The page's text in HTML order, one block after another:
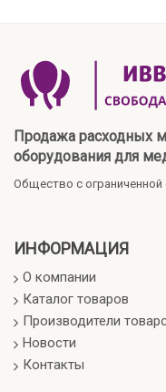
Продажа расходных
оборудования для
Общество с
ИНФОРМАЦИЯ
О компании
Каталог товаров
Производители
Новости
Контакты